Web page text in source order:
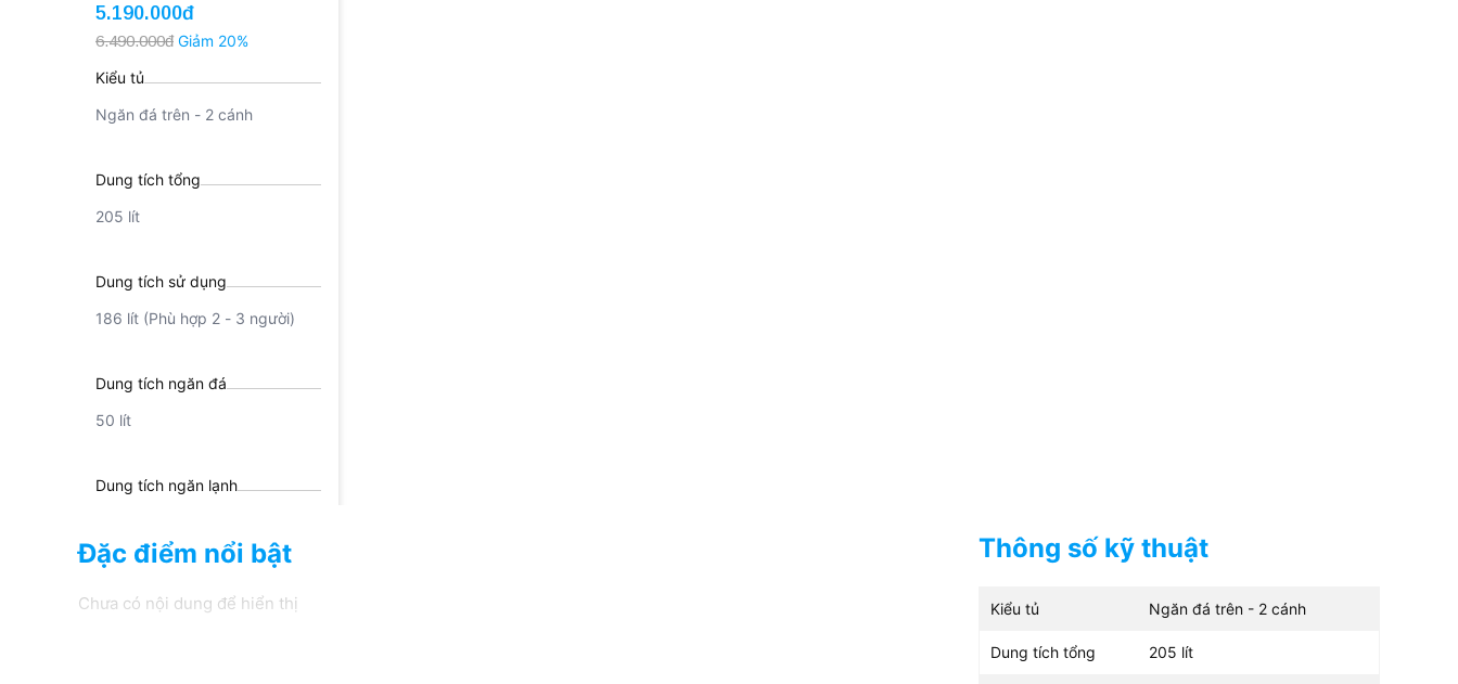
5.190.000đ
6.490.000đ Giảm 20%
Kiểu tủ
Ngăn đá trên - 2 cánh
Dung tích tổng
205 lít
Dung tích sử dụng
186 lít (Phù hợp 2 - 3 người)
Dung tích ngăn đá
50 lít
Dung tích ngăn lạnh
Đặc điểm nổi bật
Chưa có nội dung để hiển thị
Thông số kỹ thuật
Kiểu tủ Ngăn đá trên - 2 cánh
Dung tích tổng 205 lít